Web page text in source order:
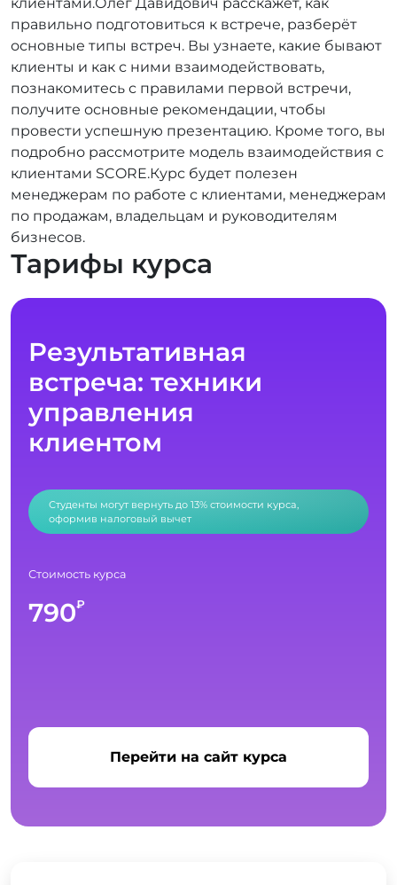
правильно подготовиться к встрече, разберёт
основные типы встреч. Вы узнаете, какие бывают
клиенты и как с ними взаимодействовать,
познакомитесь с правилами первой встречи,
получите основные рекомендации, чтобы
провести успешную презентацию. Кроме того, вы
подробно рассмотрите модель взаимодействия с
клиентами SCORE.Курс будет полезен
менеджерам по работе с клиентами, менеджерам
по продажам, владельцам и руководителям
бизнесов.
Тарифы курса
Результативная
встреча: техники
управления
клиентом
Студенты могут вернуть до 13% стоимости курса,
оформив налоговый вычет
Стоимость курса
790₽
Перейти на сайт курса